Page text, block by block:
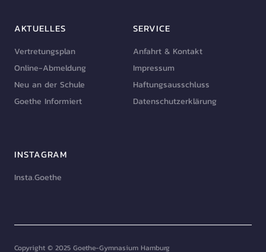
AKTUELLES
Vertretungsplan
Online-Abmeldung
Neu an der Schule
Goethe Informiert
SERVICE
Anfahrt & Kontakt
Impressum
Haftungsausschluss
Datenschutzerklärung
INSTAGRAM
Insta.Goethe
Copyright © 2025 Goethe-Gymnasium Hamburg